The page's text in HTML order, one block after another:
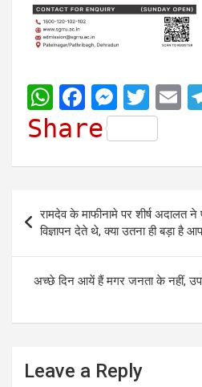
W
h
t
s
A
p
p
F
a
e
b
o
o
k
M
e
s
s
n
g
e
T
w
i
t
t
e
r
E
i
l
Share
navigation
रामदेव के माफीनामे पर शीर्ष अदालत
विज्ञापन देते थे, क्या उतना ही बड़ा है
अच्छे दिन आयें हैं मगर जनता के नहीं,
Leave a Reply